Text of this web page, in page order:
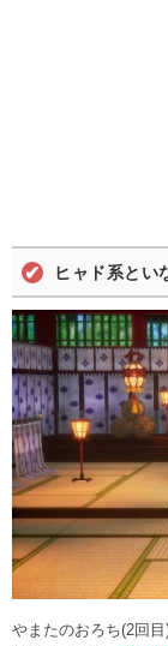
ヒャド系とい
やまたのおろち(2回